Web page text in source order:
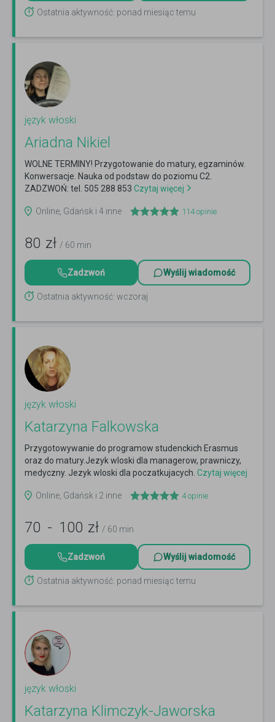
Ostatnia aktywność: ponad miesiąc temu
język włoski
Ariadna Nikiel
WOLNE TERMINY! Przygotowanie do matury, egzaminów.
Konwersacje. Nauka od podstaw do poziomu C2.
ZADZWOŃ: tel. 505 288 853 Czytaj więcej
Online, Gdańsk i 4 inne 114opinie
80 zł / 60 min
Zadzwoń Wyślij wiadomość
Ostatnia aktywność: wczoraj
język włoski
Katarzyna Falkowska
Przygotowywanie do programow studenckich Erasmus
oraz do matury.Jezyk wloski dla managerow, prawniczy,
medyczny. Jezyk wloski dla poczatkujacych. Czytaj więcej
Online, Gdańsk i 2 inne 4opinie
70 - 100 zł / 60 min
Zadzwoń Wyślij wiadomość
Ostatnia aktywność: ponad miesiąc temu
język włoski
Katarzyna Klimczyk-Jaworska